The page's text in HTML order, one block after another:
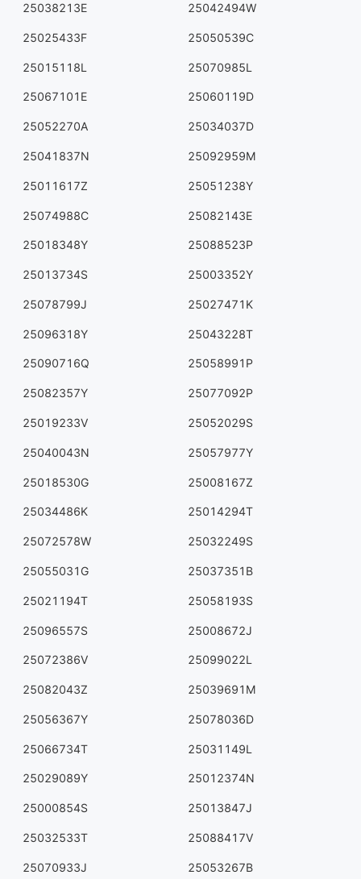
25038213E 25042494W
25025433F 25050539C
25015118L 25070985L
25067101E 25060119D
25052270A 25034037D
25041837N 25092959M
25011617Z 25051238Y
25074988C 25082143E
25018348Y 25088523P
25013734S 25003352Y
25078799J 25027471K
25096318Y 25043228T
25090716Q 25058991P
25082357Y 25077092P
25019233V 25052029S
25040043N 25057977Y
25018530G 25008167Z
25034486K 25014294T
25072578W 25032249S
25055031G 25037351B
25021194T 25058193S
25096557S 25008672J
25072386V 25099022L
25082043Z 25039691M
25056367Y 25078036D
25066734T 25031149L
25029089Y 25012374N
25000854S 25013847J
25032533T 25088417V
25070933J 25053267B